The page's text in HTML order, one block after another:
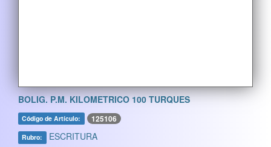
BOLIG. P.M. KILOMETRICO 100 TURQUES
Código de Artículo: 125106
Rubro: ESCRITURA